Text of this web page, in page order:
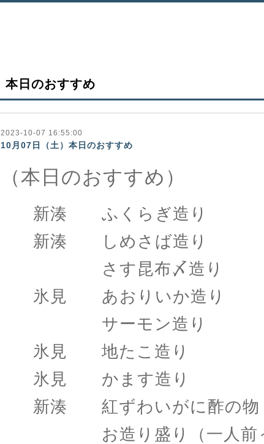
本日のおすすめ
2023-10-07 16:55:00
10月07日（土）本日のおすすめ
（本日のおすすめ）
新湊 ふくらぎ造
新湊 しめさば造
さす昆布〆造
氷見 あおりいか造
サーモン造り
氷見 地たこ造
氷見 かます造
新湊 紅ずわいがに酢
お造り盛り（一人前～